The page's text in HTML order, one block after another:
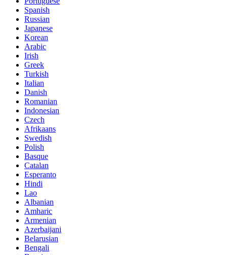
Spanish
Russian
Japanese
Korean
Arabic
Irish
Greek
Turkish
Italian
Danish
Romanian
Indonesian
Czech
Afrikaans
Swedish
Polish
Basque
Catalan
Esperanto
Hindi
Lao
Albanian
Amharic
Armenian
Azerbaijani
Belarusian
Bengali